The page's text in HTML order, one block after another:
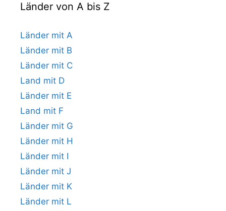
Länder von A bis Z
Länder mit A
Länder mit B
Länder mit C
Land mit D
Länder mit E
Land mit F
Länder mit G
Länder mit H
Länder mit I
Länder mit J
Länder mit K
Länder mit L